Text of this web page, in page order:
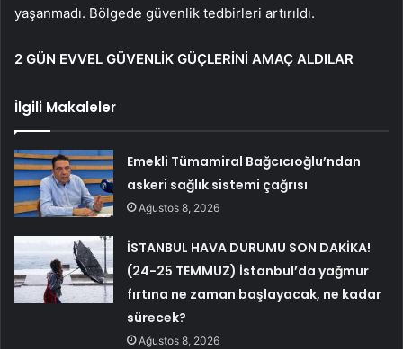
yaşanmadı. Bölgede güvenlik tedbirleri artırıldı.
2 GÜN EVVEL GÜVENLİK GÜÇLERİNİ AMAÇ ALDILAR
İlgili Makaleler
Emekli Tümamiral Bağcıcıoğlu’ndan
askeri sağlık sistemi çağrısı
Ağustos 8, 2026
İSTANBUL HAVA DURUMU SON DAKİKA!
(24-25 TEMMUZ) İstanbul’da yağmur
fırtına ne zaman başlayacak, ne kadar
sürecek?
Ağustos 8, 2026